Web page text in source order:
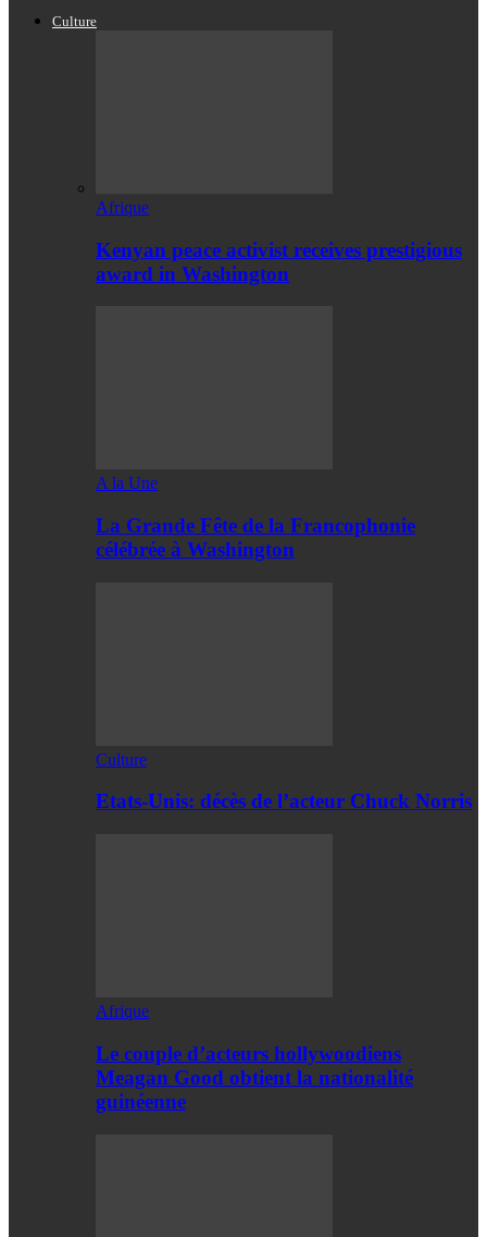
Culture
Afrique
Kenyan peace activist receives prestigious
award in Washington
A la Une
La Grande Fête de la Francophonie
célébrée à Washington
Culture
Etats-Unis: décès de l’acteur Chuck Norris
Afrique
Le couple d’acteurs hollywoodiens
Meagan Good obtient la nationalité
guinéenne